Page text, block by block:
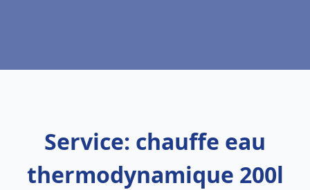
Service: chauffe eau
thermodynamique 200l